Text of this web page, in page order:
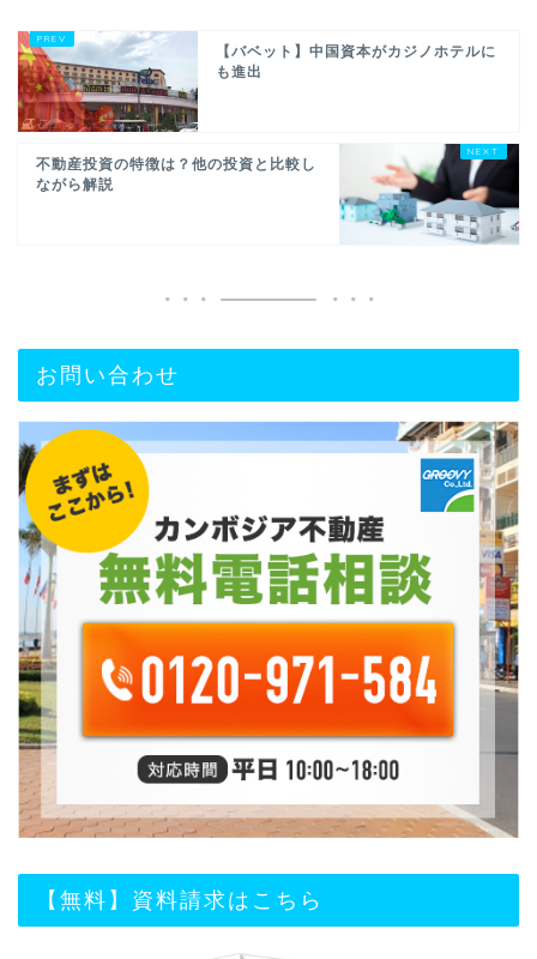
【バベット】中国資本がカジノホテルに
も進出
不動産投資の特徴は？他の投資と比較し
ながら解説
お問い合わせ
【無料】資料請求はこちら